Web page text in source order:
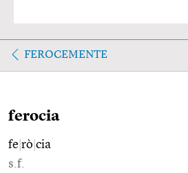
FEROCEMENTE
ferocia
fe rò cia
s.f.